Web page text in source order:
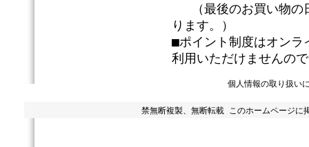
（最後のお買い物の
ります。）
■ポイント制度はオン
利用いただけませんの
個人情報の取り扱い
禁無断複製、無断転載 このホームページに